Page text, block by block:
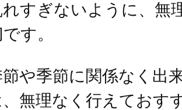
すぎないように、無
す。
や季節に関係なく出
、無理なく行えておす